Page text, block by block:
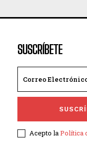
SUSCRÍBETE
Acepto laPolítica